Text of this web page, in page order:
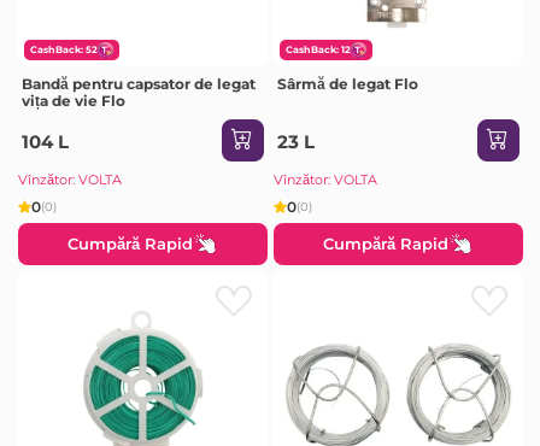
CashBack: 52
Bandă pentru capsator de legat
vița de vie Flo
104 L
Vînzător: VOLTA
0(0)
Cumpără Rapid
CashBack: 12
Sârmă de legat Flo
23 L
Vînzător: VOLTA
0(0)
Cumpără Rapid